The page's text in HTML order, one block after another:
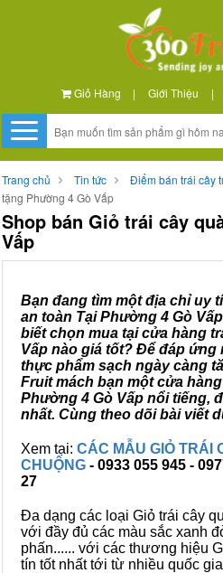
Giỏ Hàng | Giới Thiệu |
Trang chủ Tin tức Điểm bán trái cây
tặng Phường 4 Gò Vấp
Shop bán Giỏ trái cây
Vấp
Bạn đang tìm một địa chỉ uy
an toàn Tại Phường 4 Gò
biết chọn mua tại cửa hàng
Vấp nào giá tốt? Để đáp ứng
thực phẩm sạch ngày càng
Fruit mách bạn một cửa
Phường 4 Gò Vấp nổi tiếng,
nhất. Cùng theo dõi bài viết
Xem tại: CÁC MẪU GIỎ TRÁI
CHUỘNG - 0933 055 945 -
27
Đa dạng các loại Giỏ trái cây
với đầy đủ các màu sắc xanh
phấn...... với các thương hiệu
tín tốt nhất tới từ nhiều quốc